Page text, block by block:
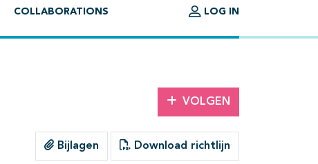
COLLABORATIONS LOG IN
VOLGEN
Bijlagen Download richtlijn